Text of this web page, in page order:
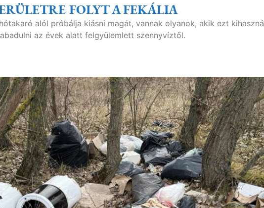
FOLYT A FEKÁLIA
alól próbálja kiásni magát, vannak olyanok, akik ezt
az évek alatt felgyülemlett szennyvíztől.